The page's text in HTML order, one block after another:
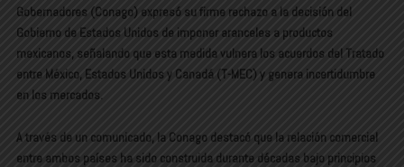
Gobernadores (Conago) expresó su firme rechazo a la decisión del
Gobierno de Estados Unidos de imponer aranceles a productos
mexicanos, señalando que esta medida vulnera los acuerdos del Tratado
entre México, Estados Unidos y Canadá (T-MEC) y genera incertidumbre
en los mercados.
A través de un comunicado, la Conago destacó que la relación comercial
entre ambos países ha sido construida durante décadas bajo principios